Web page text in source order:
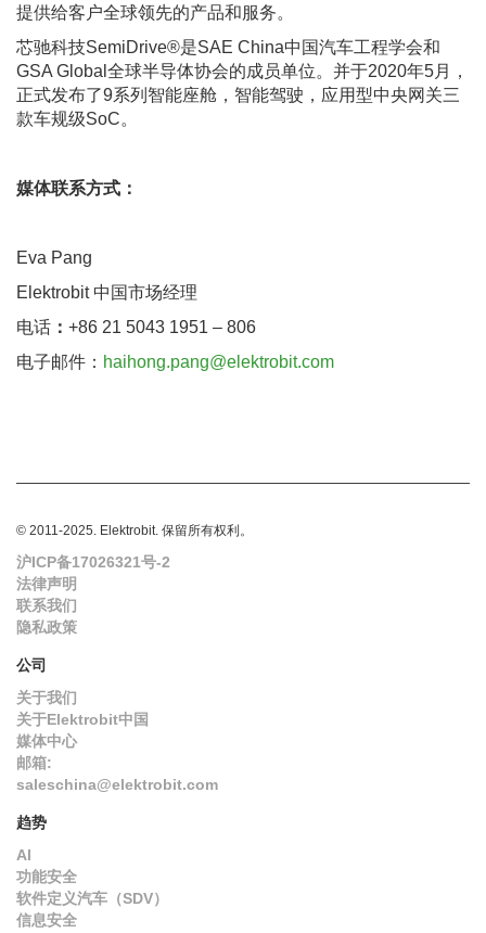
提供给客户全球领先的产品和服务。
芯驰科技SemiDrive®是SAE China中国汽车工程学会和
GSA Global全球半导体协会的成员单位。并于2020年5月，
正式发布了9系列智能座舱，智能驾驶，应用型中央网关三
款车规级SoC。
媒体联系方式：
Eva Pang
Elektrobit 中国市场经理
电话 ： +86 21 5043 1951 – 806
电子邮件： haihong.pang@elektrobit.com
© 2011-2025. Elektrobit. 保留所有权利。
沪ICP备17026321号-2
法律声明
联系我们
隐私政策
公司
关于我们
关于Elektrobit中国
媒体中心
邮箱:
saleschina@elektrobit.com
趋势
AI
功能安全
软件定义汽车（SDV）
信息安全